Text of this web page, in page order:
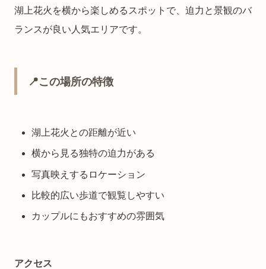
湖上花火を横から楽しめるスポットで、迫力と景観のバ
ランスが良い人気エリアです。
📍この場所の特徴
湖上花火との距離が近い
横から見る独特の迫力がある
写真映えするロケーション
比較的広い歩道で観覧しやすい
カップルにもおすすめの雰囲気
アクセス